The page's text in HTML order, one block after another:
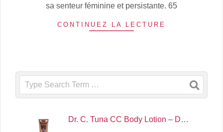
sa senteur féminine et persistante. 65
CONTINUEZ LA LECTURE
Search
Dr. C. Tuna CC Body Lotion – D…